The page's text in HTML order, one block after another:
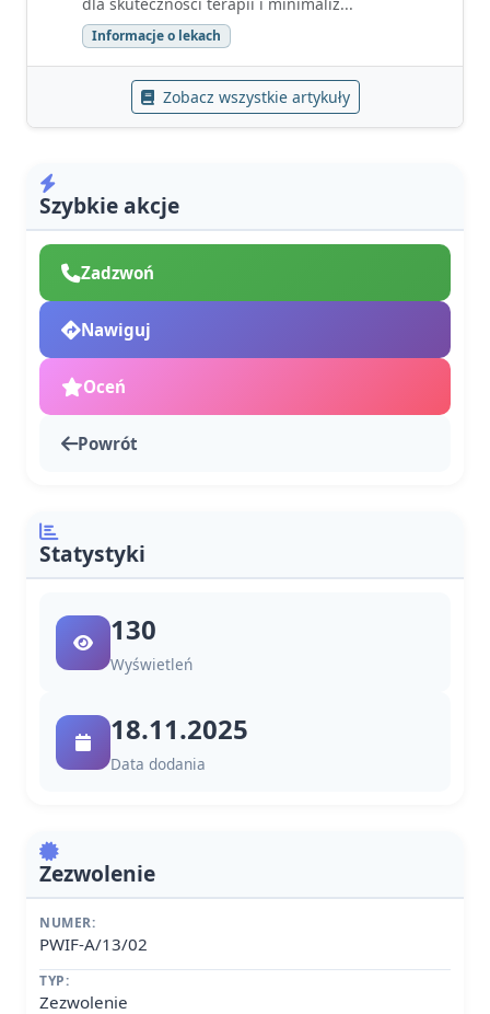
Informacje o lekach
Zobacz wszystkie artykuły
Szybkie akcje
Zadzwoń
Nawiguj
Oceń
Powrót
Statystyki
130
Wyświetleń
18.11.2025
Data dodania
Zezwolenie
NUMER:
PWIF-A/13/02
TYP:
Zezwolenie